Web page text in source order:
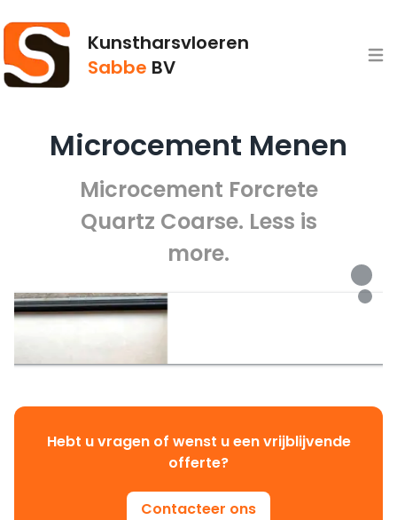
Kunstharsvloeren
Sabbe BV
Microcement Menen
Microcement Forcrete
Quartz Coarse. Less is
more.
Hebt u vragen of wenst u een vrijblijvende
offerte?
Contacteer ons